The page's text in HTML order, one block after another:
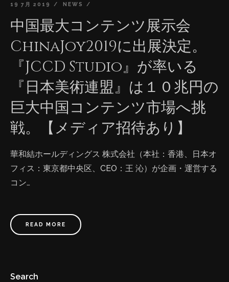
19 7月 2019 NEWS
中国最大コンテンツ展示会
ChinaJoy2019に出展決定。
『JCCD Studio』が率いる
『日本美術連盟』は１０兆円の
巨大中国コンテンツ市場へ挑
戦。【メディア招待あり】
華和結ホールディングス 株式会社（本社：香港、日本オ
フィス：東京都中央区、CEO：王 沁）が企画・運営する
コン…
READ MORE
Search